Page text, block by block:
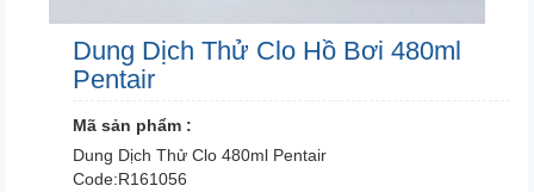
Dung Dịch Thử Clo Hồ Bơi 480ml
Pentair
Mã sản phẩm :
Dung Dịch Thử Clo 480ml Pentair
Code:R161056